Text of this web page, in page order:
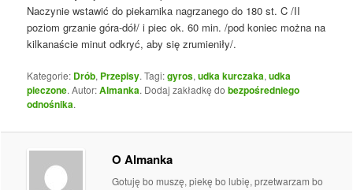
Naczynie wstawić do piekarnika nagrzanego do 180 st. C /II
poziom grzanie góra-dół/ i piec ok. 60 min. /pod koniec można na
kilkanaście minut odkryć, aby się zrumieniły/.
Kategorie: Drób, Przepisy. Tagi:gyros,udka kurczaka,udka
pieczone. Autor:Almanka. Dodaj zakładkę dobezpośredniego
odnośnika.
O Almanka
Gotuję bo muszę, piekę bo lubię, przetwarzam bo